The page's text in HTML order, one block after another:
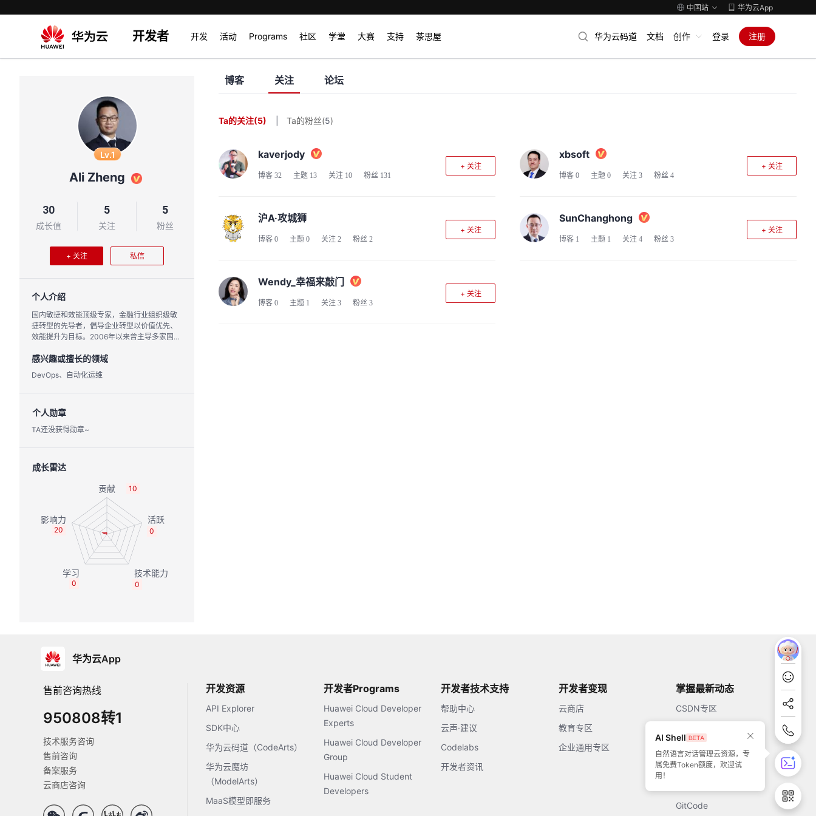
中国站 华为云App
开发者 开发 活动 Programs 社区 学堂 大赛 支持 茶思屋 华为云码道 文档 创作 登录 注册
Lv.1
Ali Zheng
30
成长值
5
关注
5
粉丝
+ 关注 私信
个人介绍
国内敏捷和效能顶级专家，金融行业组织级敏
捷转型的先导者，倡导企业转型以价值优先、
效能提升为目标。2006年以来曾主导多家国
和DevOps转型。
感兴趣或擅长的领域
DevOps、自动化运维
个人勋章
TA还没获得勋章~
成长雷达
10
0
0
0
20
博客 关注 论坛
Ta的关注(5) Ta的粉丝(5)
kaverjody
博客 32 主题 13 关注 10 粉丝 131
+ 关注
xbsoft
博客 0 主题 0 关注 3 粉丝 4
+ 关注
沪A·攻城狮
博客 0 主题 0 关注 2 粉丝 2
+ 关注
SunChanghong
博客 1 主题 1 关注 4 粉丝 3
+ 关注
Wendy_幸福来敲门
博客 0 主题 1 关注 3 粉丝 3
+ 关注
华为云App
售前咨询热线
950808转1
技术服务咨询
售前咨询
备案服务
云商店咨询
开发资源
API Explorer
SDK中心
华为云码道（CodeArts）
华为云魔坊
（ModelArts）
MaaS模型即服务
开发者Programs
Huawei Cloud Developer
Experts
Huawei Cloud Developer
Group
Huawei Cloud Student
Developers
开发者技术支持
帮助中心
云声·建议
Codelabs
开发者资讯
开发者变现
云商店
教育专区
企业通用专区
掌握最新动态
CSDN专区
51CTO
GitCode
AI Shell
自然语言对话管理云资源，专
属免费Token额度，欢迎试
用！